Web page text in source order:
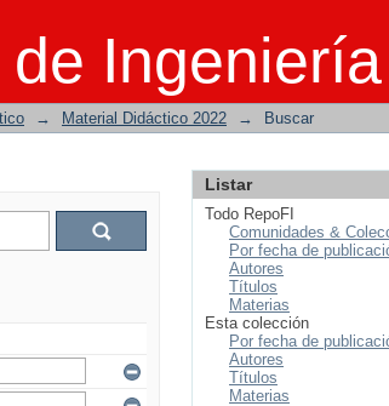
Ingeniería
→ Material Didáctico 2022 → Buscar
Listar
Todo RepoFI
Comunidades &
Por fecha de
Autores
Títulos
Materias
Esta colección
Por fecha de
Autores
Títulos
Materias